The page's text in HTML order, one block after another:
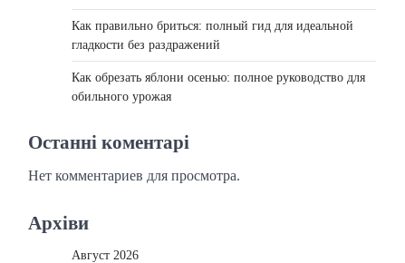
Как правильно бриться: полный гид для идеальной
гладкости без раздражений
Как обрезать яблони осенью: полное руководство для
обильного урожая
Останні коментарі
Нет комментариев для просмотра.
Архіви
Август 2026